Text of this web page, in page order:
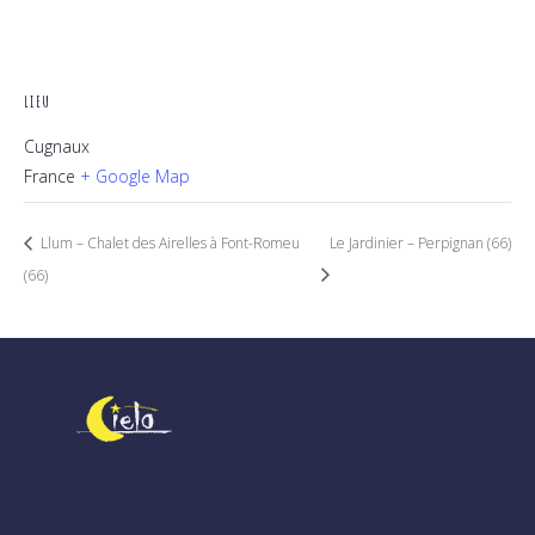
LIEU
Cugnaux
France + Google Map
Llum – Chalet des Airelles à Font-Romeu
(66)
Le Jardinier – Perpignan (66)